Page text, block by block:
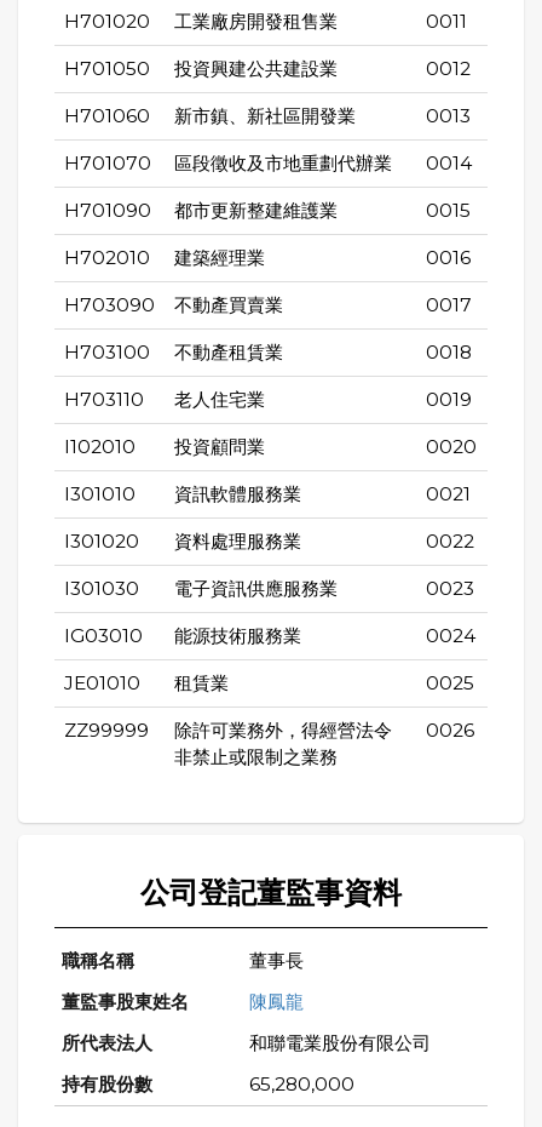
H701020 工業廠房開發租售業 0011
H701050 投資興建公共建設業 0012
H701060 新市鎮、新社區開發業 0013
H701070 區段徵收及市地重劃代辦業 0014
H701090 都市更新整建維護業 0015
H702010 建築經理業 0016
H703090 不動產買賣業 0017
H703100 不動產租賃業 0018
H703110 老人住宅業 0019
I102010 投資顧問業 0020
I301010 資訊軟體服務業 0021
I301020 資料處理服務業 0022
I301030 電子資訊供應服務業 0023
IG03010 能源技術服務業 0024
JE01010 租賃業 0025
ZZ99999
除許可業務外，得經營法令
非禁止或限制之業務
0026
公司登記董監事資料
董事長
陳鳳龍
和聯電業股份有限公司
65,280,000